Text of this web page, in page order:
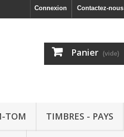
Contactez-nous
Connexion
Panier (vide)
TOM TIMBRES - PAYS